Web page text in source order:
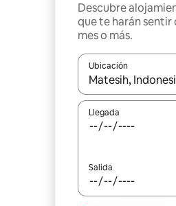
Descubre
que te harán sentir
mes o más.
Ubicación
Cuando los
Llegada
Salida